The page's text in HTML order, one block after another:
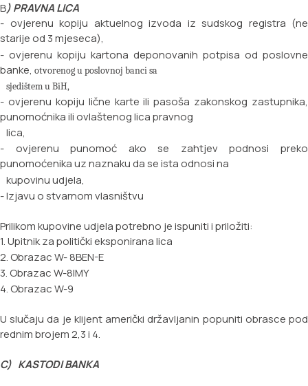
B) PRAVNA LICA
- ovjerenu kopiju aktuelnog izvoda iz sudskog registra (ne
starije od 3 mjeseca),
- ovjerenu kopiju kartona deponovanih potpisa od poslovne
banke, otvorenog u poslovnoj banci sa
sjedištem u BiH,
- ovjerenu kopiju lične karte ili pasoša zakonskog zastupnika,
punomoćnika ili ovlaštenog lica pravnog
lica,
- ovjerenu punomoć ako se zahtjev podnosi preko
punomoćenika uz naznaku da se ista odnosi na
kupovinu udjela,
- Izjavu o stvarnom vlasništvu
Prilikom kupovine udjela potrebno je ispuniti i priložiti:
1. Upitnik za politički eksponirana lica
2. Obrazac W- 8BEN-E
3. Obrazac W-8IMY
4. Obrazac W-9
U slučaju da je klijent američki državljanin popuniti obrasce pod
rednim brojem 2,3 i 4.
C) KASTODI BANKA